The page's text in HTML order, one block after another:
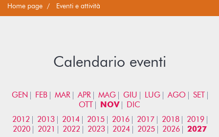
Home page Eventi e attività
Calendario eventi
GEN FEB MAR APR MAG GIU LUG AGO
SET
OTT
NOV
DIC
2012
2013 2014 2015 2016 2017 2018
2019
2020
2021 2022 2023 2024 2025 2026 2027